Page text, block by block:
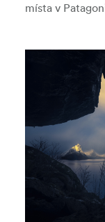
místa v